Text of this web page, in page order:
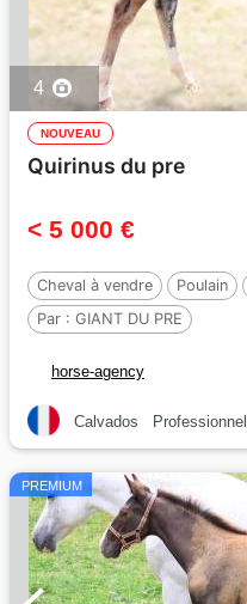
4
NOUVEAU
Quirinus du pre
< 5 000 €
Cheval à vendre Poulain
Par : GIANT DU PRE
horse-agency
Calvados Professionnel
PREMIUM